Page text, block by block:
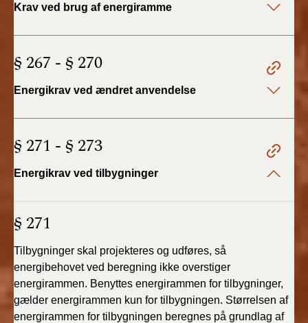
2018)
2018)
BR15 (2015-2018)
2010)
Krav ved brug af energiramme
§ 267 - § 270
Energikrav ved ændret anvendelse
§ 271 - § 273
Energikrav ved tilbygninger
§ 271
Tilbygninger skal projekteres og udføres, så
energibehovetved beregning ikke overstiger
energirammen. Benyttes energirammen for tilbygninger,
gælder energirammen kun for tilbygningen. Størrelsen af
energirammen for tilbygningen beregnes på grundlag af